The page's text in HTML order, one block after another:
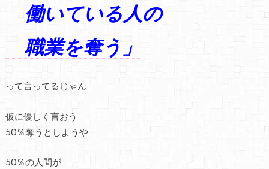
働いている人の
職業を奪う」
って言ってるじゃん
仮に優しく言おう
50％奪うとしようや
50％の人間が